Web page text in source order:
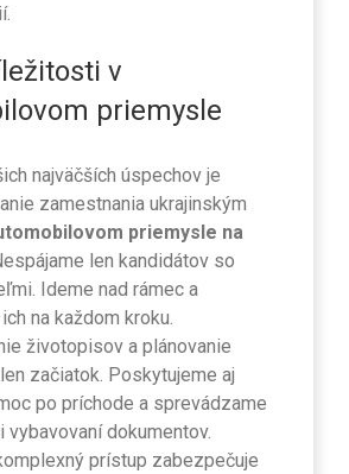
v
priemysle
najväčších úspechov je
zamestnania ukrajinským
priemysle na
len kandidátov so
Ideme nad rámec a
na každom kroku.
životopisov a plánovanie
začiatok. Poskytujeme aj
po príchode a sprevádzame
vybavovaní dokumentov.
prístup zabezpečuje